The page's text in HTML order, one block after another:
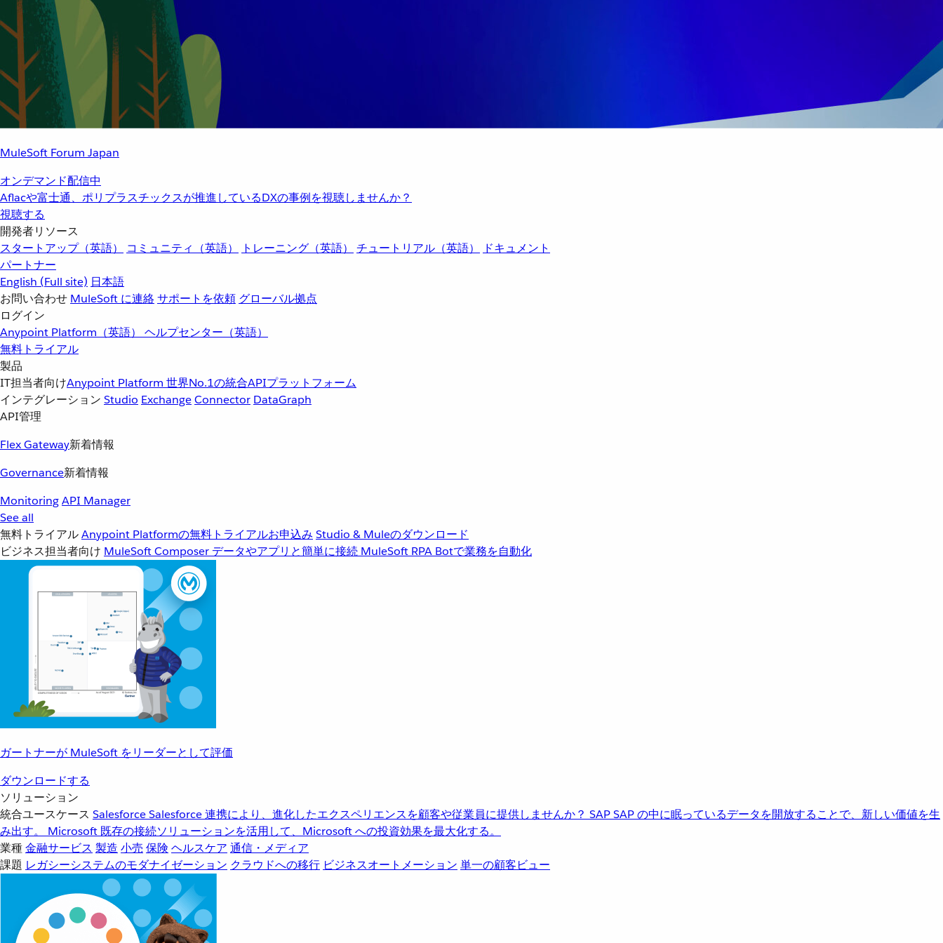
MuleSoft Forum Japan
オンデマンド配信中
Aflacや富士通、ポリプラスチックスが推進しているDXの事例を視聴しませんか？
視聴する
開発者リソース
スタートアップ（英語）
コミュニティ（英語） トレーニング（英語） チュートリアル（英語）
ドキュメント
パートナー
English (Full site) 日本語
お問い合わせ MuleSoft に連絡サポートを依頼 グローバル拠点
ログイン
Anypoint Platform（英語） ヘルプセンター（英語）
無料トライアル
製品
IT担当者向けAnypoint Platform 世界No.1の統合APIプラットフォーム
インテグレーション Studio ExchangeConnector DataGraph
API管理
Flex Gateway新着情報
Governance新着情報
MonitoringAPI Manager
See all
無料トライアルAnypoint Platformの無料トライアルお申込み Studio & Muleのダウンロード
ビジネス担当者向け MuleSoft Composer データやアプリと簡単に接続 MuleSoft RPA Botで業務を自動化
ガートナーが MuleSoft をリーダーとして評価
ダウンロードする
ソリューション
統合ユースケース SalesforceSalesforce 連携により、進化したエクスペリエンスを顧客や従業員に提供しませんか？ SAPSAP の中に眠っているデータを開放することで、新しい価値を生
み出す。
Microsoft 既存の接続ソリューションを活用して、Microsoft への投資効果を最大化する。
業種金融サービス 製造 小売 保険 ヘルスケア 通信・メディア
課題 レガシーシステムのモダナイゼーション クラウドへの移行 ビジネスオートメーション 単一の顧客ビュー